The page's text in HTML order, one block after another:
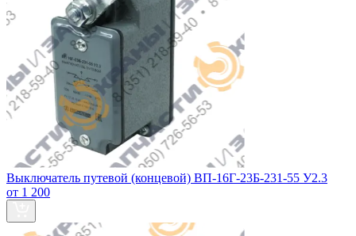
Выключатель путевой (концевой) ВП-16Г-23Б-231-55 У2.3
от 1 200